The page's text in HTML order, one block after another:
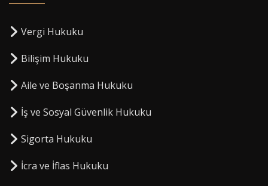
Vergi Hukuku
Bilişim Hukuku
Aile ve Boşanma Hukuku
İş ve Sosyal Güvenlik Hukuku
Sigorta Hukuku
⁠İcra ve İflas Hukuku